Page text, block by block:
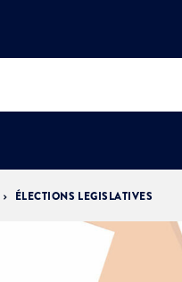
DÉMOCRATIE
PARTICIPATIVE
ÉLECTIONS LEGISLATIVES